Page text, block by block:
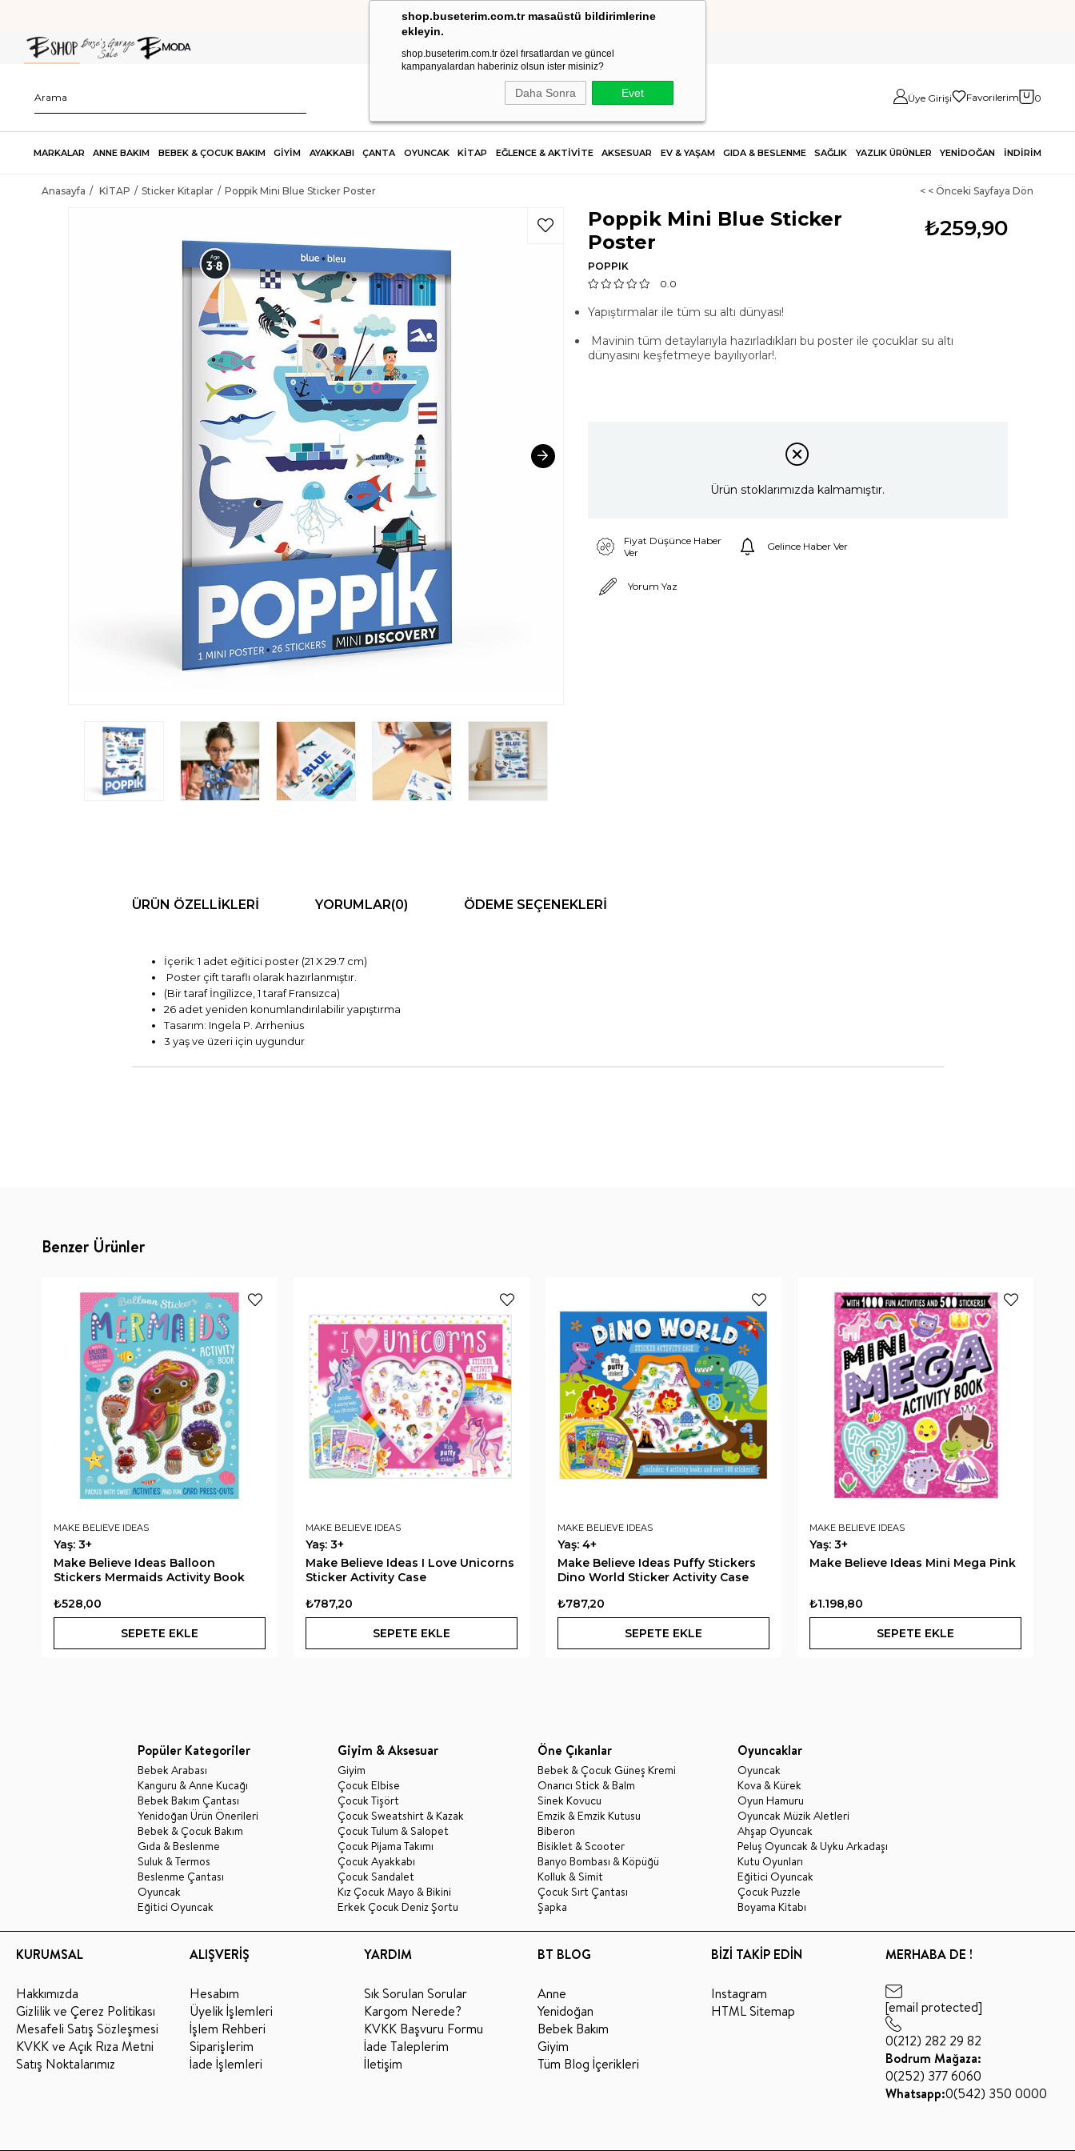
shop.buseterim.com.tr masaüstü bildirimlerine
ekleyin.
shop.buseterim.com.tr özel fırsatlardan ve güncel
kampanyalardan haberiniz olsun ister misiniz?
Daha Sonra Evet
HIZLI KARGO
Üye Girişi Favorilerim 0
MARKALAR ANNE BAKIM BEBEK & ÇOCUK BAKIM GİYİM AYAKKABI ÇANTA OYUNCAK KİTAP EĞLENCE & AKTİVİTE AKSESUAR EV & YAŞAM GIDA & BESLENME SAĞLIK YAZLIK ÜRÜNLER YENİDOĞAN İNDİRİM
Anasayfa KİTAP Sticker Kitaplar Poppik Mini Blue Sticker Poster < < Önceki Sayfaya Dön
₺259,90
Poppik Mini Blue Sticker
Poster
POPPIK
0.0
Yapıştırmalar ile tüm su altı dünyası!
Mavinin tüm detaylarıyla hazırladıkları bu poster ile çocuklar su altı
dünyasını keşfetmeye bayılıyorlar!.
Ürün stoklarımızda kalmamıştır.
Fiyat Düşünce Haber
Ver
Gelince Haber Ver
Yorum Yaz
ÜRÜN ÖZELLIKLERI YORUMLAR(0) ÖDEME SEÇENEKLERI
İçerik: 1 adet eğitici poster (21 X 29.7 cm)
Poster çift taraflı olarak hazırlanmıştır.
(Bir taraf İngilizce, 1 taraf Fransızca)
26 adet yeniden konumlandırılabilir yapıştırma
Tasarım: Ingela P. Arrhenius
3 yaş ve üzeri için uygundur
Benzer Ürünler
MAKE BELIEVE IDEAS
Yaş: 3+
Make Believe Ideas Balloon
Stickers Mermaids Activity Book
₺528,00
SEPETE EKLE
MAKE BELIEVE IDEAS
Yaş: 3+
Make Believe Ideas I Love Unicorns
Sticker Activity Case
₺787,20
SEPETE EKLE
MAKE BELIEVE IDEAS
Yaş: 4+
Make Believe Ideas Puffy Stickers
Dino World Sticker Activity Case
₺787,20
SEPETE EKLE
MAKE BELIEVE IDEAS
Yaş: 3+
Make Believe Ideas Mini Mega Pink
₺1.198,80
SEPETE EKLE
Popüler Kategoriler
Bebek Arabası
Kanguru & Anne Kucağı
Bebek Bakım Çantası
Yenidoğan Ürün Önerileri
Bebek & Çocuk Bakım
Gıda & Beslenme
Suluk & Termos
Beslenme Çantası
Oyuncak
Eğitici Oyuncak
Giyim & Aksesuar
Giyim
Çocuk Elbise
Çocuk Tişört
Çocuk Sweatshirt & Kazak
Çocuk Tulum & Salopet
Çocuk Pijama Takımı
Çocuk Ayakkabı
Çocuk Sandalet
Kız Çocuk Mayo & Bikini
Erkek Çocuk Deniz Şortu
Öne Çıkanlar
Bebek & Çocuk Güneş Kremi
Onarıcı Stick & Balm
Sinek Kovucu
Emzik & Emzik Kutusu
Biberon
Bisiklet & Scooter
Banyo Bombası & Köpüğü
Kolluk & Simit
Çocuk Sırt Çantası
Şapka
Oyuncaklar
Oyuncak
Kova & Kürek
Oyun Hamuru
Oyuncak Müzik Aletleri
Ahşap Oyuncak
Peluş Oyuncak & Uyku Arkadaşı
Kutu Oyunları
Eğitici Oyuncak
Çocuk Puzzle
Boyama Kitabı
KURUMSAL
Hakkımızda
Gizlilik ve Çerez Politikası
Mesafeli Satış Sözleşmesi
KVKK ve Açık Rıza Metni
Satış Noktalarımız
ALIŞVERİŞ
Hesabım
Üyelik İşlemleri
İşlem Rehberi
Siparişlerim
İade İşlemleri
YARDIM
Sık Sorulan Sorular
Kargom Nerede?
KVKK Başvuru Formu
İade Taleplerim
İletişim
BT BLOG
Anne
Yenidoğan
Bebek Bakım
Giyim
Tüm Blog İçerikleri
BİZİ TAKİP EDİN
Instagram
HTML Sitemap
MERHABA DE !
[email protected]
0(212) 282 29 82
Bodrum Mağaza:
0(252) 377 6060
Whatsapp:0(542) 350 0000